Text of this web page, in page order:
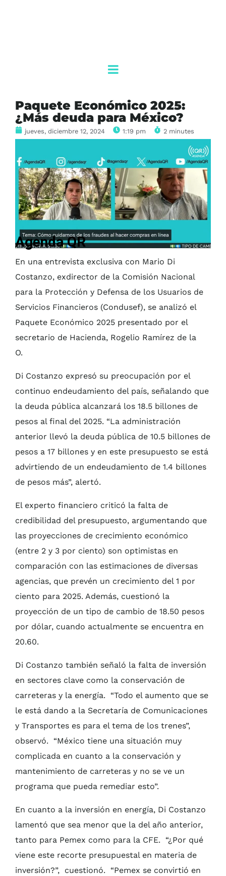
Paquete Económico 2025:
¿Más deuda para México?
jueves, diciembre 12, 2024 1:19 pm 2 minutes
Agenda QR
En una entrevista exclusiva con Mario Di
Costanzo, exdirector de la Comisión Nacional
para la Protección y Defensa de los Usuarios de
Servicios Financieros (Condusef), se analizó el
Paquete Económico 2025 presentado por el
secretario de Hacienda, Rogelio Ramírez de la
O.
Di Costanzo expresó su preocupación por el
continuo endeudamiento del país, señalando que
la deuda pública alcanzará los 18.5 billones de
pesos al final del 2025. “La administración
anterior llevó la deuda pública de 10.5 billones de
pesos a 17 billones y en este presupuesto se está
advirtiendo de un endeudamiento de 1.4 billones
de pesos más”, alertó.
El experto financiero criticó la falta de
credibilidad del presupuesto, argumentando que
las proyecciones de crecimiento económico
(entre 2 y 3 por ciento) son optimistas en
comparación con las estimaciones de diversas
agencias, que prevén un crecimiento del 1 por
ciento para 2025. Además, cuestionó la
proyección de un tipo de cambio de 18.50 pesos
por dólar, cuando actualmente se encuentra en
20.60.
Di Costanzo también señaló la falta de inversión
en sectores clave como la conservación de
carreteras y la energía. “Todo el aumento que se
le está dando a la Secretaría de Comunicaciones
y Transportes es para el tema de los trenes”,
observó. “México tiene una situación muy
complicada en cuanto a la conservación y
mantenimiento de carreteras y no se ve un
programa que pueda remediar esto”.
En cuanto a la inversión en energía, Di Costanzo
lamentó que sea menor que la del año anterior,
tanto para Pemex como para la CFE. “¿Por qué
viene este recorte presupuestal en materia de
inversión?”, cuestionó. “Pemex se convirtió en